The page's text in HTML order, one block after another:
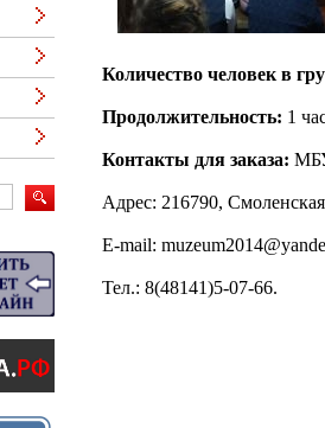
Количество человек в
Продолжительность: 1
Контакты для заказа:
Адрес: 216790, Смоленская
E-mail:
Тел.: 8(48141)5-07-66.